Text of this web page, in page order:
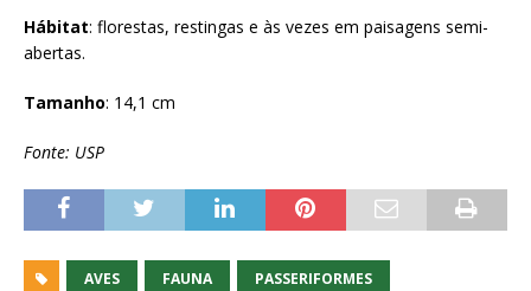
Hábitat: florestas, restingas e às vezes em paisagens semi-
abertas.
Tamanho: 14,1 cm
Fonte: USP
AVES FAUNA PASSERIFORMES